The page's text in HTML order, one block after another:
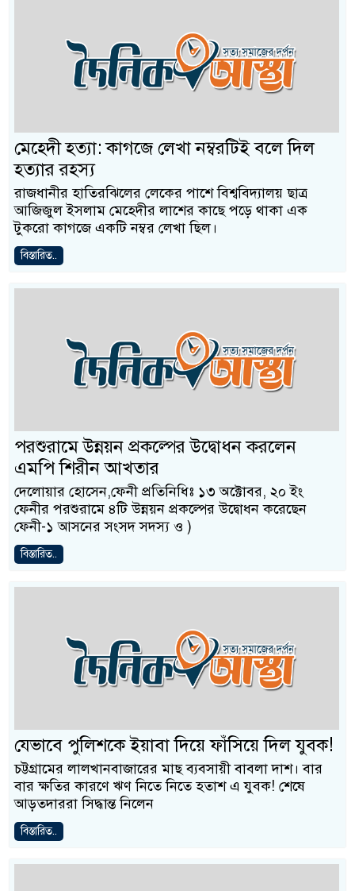
মেহেদী হত্যা: কাগজে লেখা নম্বরটিই বলে দিল
হত্যার রহস্য
রাজধানীর হাতিরঝিলের লেকের পাশে বিশ্ববিদ্যালয় ছাত্র
আজিজুল ইসলাম মেহেদীর লাশের কাছে পড়ে থাকা এক
টুকরো কাগজে একটি নম্বর লেখা ছিল।
বিস্তারিত..
পরশুরামে উন্নয়ন প্রকল্পের উদ্বোধন করলেন
এমপি শিরীন আখতার
দেলোয়ার হোসেন,ফেনী প্রতিনিধিঃ ১৩ অক্টোবর, ২০ ইং
ফেনীর পরশুরামে ৪টি উন্নয়ন প্রকল্পের উদ্বোধন করেছেন
ফেনী-১ আসনের সংসদ সদস্য ও )
বিস্তারিত..
যেভাবে পুলিশকে ইয়াবা দিয়ে ফাঁসিয়ে দিল যুবক!
চট্টগ্রামের লালখানবাজারের মাছ ব্যবসায়ী বাবলা দাশ। বার
বার ক্ষতির কারণে ঋণ নিতে নিতে হতাশ এ যুবক! শেষে
আড়তদাররা সিদ্ধান্ত নিলেন
বিস্তারিত..